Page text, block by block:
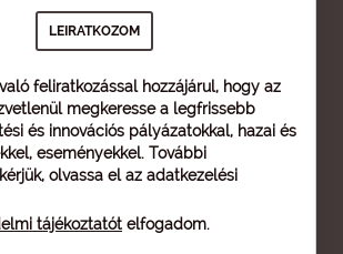
feliratkozással hozzájárul, hogy az
megkeresse a legfrissebb
és innovációs pályázatokkal, hazai és
eseményekkel. További
olvassa el az adatkezelési
tájékoztatót elfogadom.